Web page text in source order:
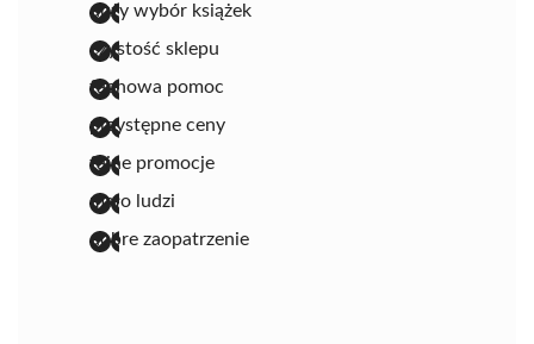
duży wybór książek
czystość sklepu
fachowa pomoc
przystępne ceny
fajne promocje
mało ludzi
dobre zaopatrzenie